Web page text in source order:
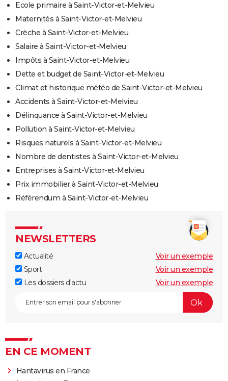
Ecole primaire à Saint-Victor-et-Melvieu
Maternités à Saint-Victor-et-Melvieu
Crèche à Saint-Victor-et-Melvieu
Salaire à Saint-Victor-et-Melvieu
Impôts à Saint-Victor-et-Melvieu
Dette et budget de Saint-Victor-et-Melvieu
Climat et historique météo de Saint-Victor-et-Melvieu
Accidents à Saint-Victor-et-Melvieu
Délinquance à Saint-Victor-et-Melvieu
Pollution à Saint-Victor-et-Melvieu
Risques naturels à Saint-Victor-et-Melvieu
Nombre de dentistes à Saint-Victor-et-Melvieu
Entreprises à Saint-Victor-et-Melvieu
Prix immobilier à Saint-Victor-et-Melvieu
Référendum à Saint-Victor-et-Melvieu
NEWSLETTERS
Actualité
Voir un exemple
Sport
Voir un exemple
Les dossiers d'actu
Voir un exemple
EN CE MOMENT
Hantavirus en France